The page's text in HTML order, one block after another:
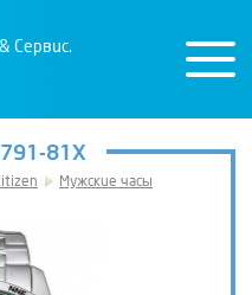
Сервис.
81X
Мужские часы